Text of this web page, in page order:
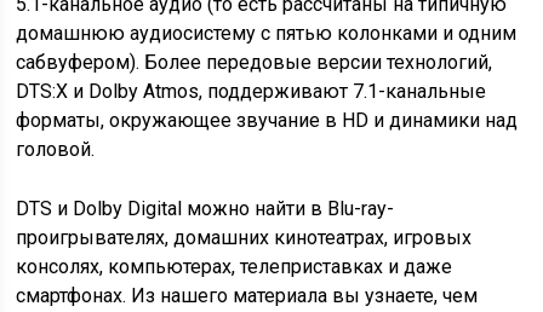
домашнюю аудиосистему с пятью колонками и одним
сабвуфером). Более передовые версии технологий,
DTS:X и Dolby Atmos, поддерживают 7.1-канальные
форматы, окружающее звучание в HD и динамики над
головой.
DTS и Dolby Digital можно найти в Blu-ray-
проигрывателях, домашних кинотеатрах, игровых
консолях, компьютерах, телеприставках и даже
смартфонах. Из нашего материала вы узнаете, чем